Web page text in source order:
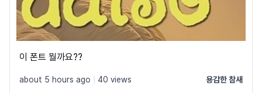
이 폰트 뭘까요??
about 5 hours ago 40 views 용감한 참새